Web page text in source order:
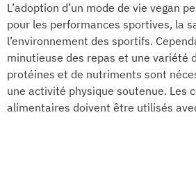
L’adoption d’un mode de vie vegan
pour les performances sportives, la
l’environnement des sportifs.
minutieuse des repas et une variété
protéines et de nutriments sont
une activité physique soutenue. Les
alimentaires doivent être utilisés